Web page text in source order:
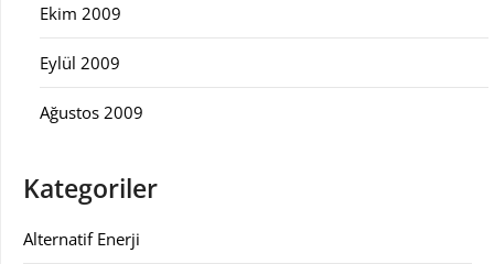
Ekim 2009
Eylül 2009
Ağustos 2009
Kategoriler
Alternatif Enerji